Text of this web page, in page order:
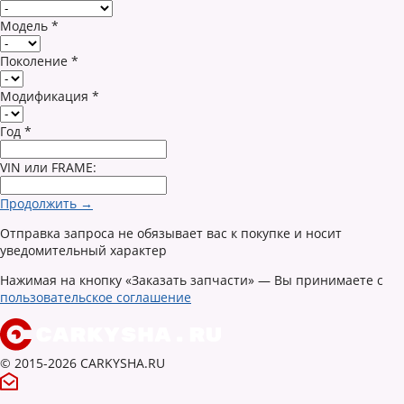
Модель *
Поколение *
Модификация *
Год *
VIN или FRAME:
Продолжить →
Отправка запроса не обязывает вас к покупке и носит
уведомительный характер
Нажимая на кнопку «Заказать запчасти» — Вы принимаете с
пользовательское соглашение
© 2015-2026 CARKYSHA.RU